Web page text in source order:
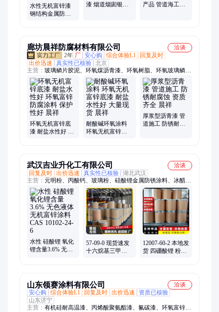
漆、环氧煤沥青漆
水性无机富锌漆
钢结构金属防锈
漆 烟道烟囱银粉
产品 管道海工桥
廊坊晨祥防腐材料有限公司
洽谈
2年 厂 安心购 综合体验L1
回复及时
出价迅速
真实性已核验 北京
主营： 玻璃鳞片胶泥、环氧煤沥青漆、环氧树脂、环氧玻璃鳞片
涂料、环氧富锌漆、聚氨酯涂料、防腐涂料、丙烯酸聚氨酯涂
料、玻璃鳞片涂料、环氧富锌底漆、氰凝防水防腐涂料、无溶剂
环氧涂料、中高温玻璃鳞片涂料、高温玻璃鳞片涂料、水性环氧
富锌底漆、氰凝防腐涂料、氰凝防水涂料、乙烯基树脂、氟碳
漆、环氧沥青漆、环氧云铁中间漆、聚氨酯面漆、环氧玻璃鳞片
胶泥、中温玻璃鳞片胶泥
环氧无机富锌底
漆 耐盐水性好 环
耐酸碱环氧涂料
环氧无机富锌底
厚浆型沥青漆 管
道施工 防锈耐腐
武汉吉业升化工有限公司
洽谈
回复及时 出价迅速 真实性已核验 湖北武汉
主营： 元明粉、丙酸钙、玻璃粉、硅酸锂金属防锈涂料、冰醋
酸、液压油、浮选油、草酸铵、生石灰、硅酸钠、单宁酸、胶泥
粉、降阻剂、冰晶石、二萘酚、促进剂、熟石灰、三甘醇、大豆
蜡、泡花碱、铵明矾、石英砂、丙二醇、edta四钠、edta二钠、维
生素b1
水性 硅酸锂 氧化
锂含量3.6% 无色
57-09-0 现货速发
十六烷基三甲基
12007-60-2 本地发
货 四硼酸锂 粉末
山东领赛涂料有限公司
洽谈
安心购
综合体验L1 回复及时 出价迅速
资质已核验
山东济宁
主营： 有机硅耐高温漆、丙烯酸聚氨酯漆、氟碳漆、环氧富锌底